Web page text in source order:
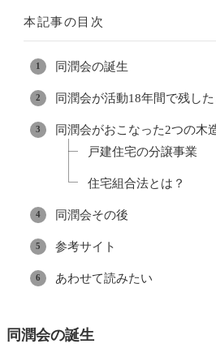
本記事の目次
同潤会の誕生
同潤会が活動18年間で残し
同潤会がおこなった2つの木
戸建住宅の分譲事業
住宅組合法とは？
同潤会その後
参考サイト
あわせて読みたい
同潤会の誕生